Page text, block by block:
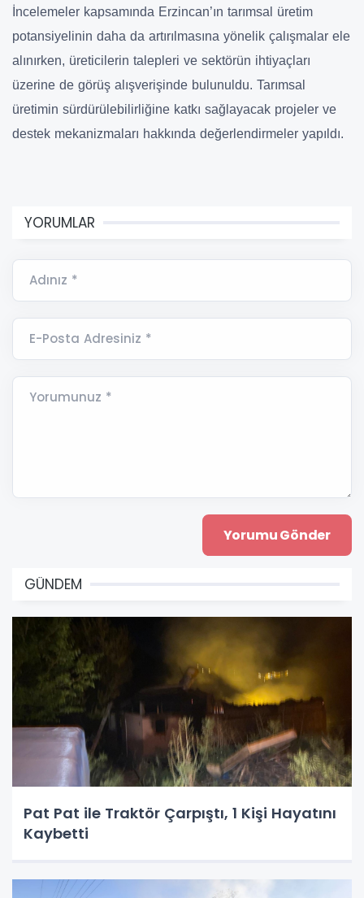
İncelemeler kapsamında Erzincan’ın tarımsal üretim
potansiyelinin daha da artırılmasına yönelik çalışmalar ele
alınırken, üreticilerin talepleri ve sektörün ihtiyaçları
üzerine de görüş alışverişinde bulunuldu. Tarımsal
üretimin sürdürülebilirliğine katkı sağlayacak projeler ve
destek mekanizmaları hakkında değerlendirmeler yapıldı.
YORUMLAR
Adınız *
E-Posta Adresiniz *
Yorumunuz *
GÜNDEM
Pat Pat ile Traktör Çarpıştı, 1 Kişi Hayatını
Kaybetti